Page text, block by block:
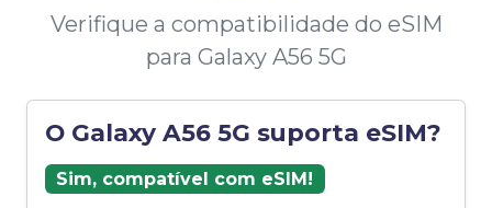
Verifique a compatibilidade do eSIM
para Galaxy A56 5G
O Galaxy A56 5G suporta eSIM?
Sim, compatível com eSIM!